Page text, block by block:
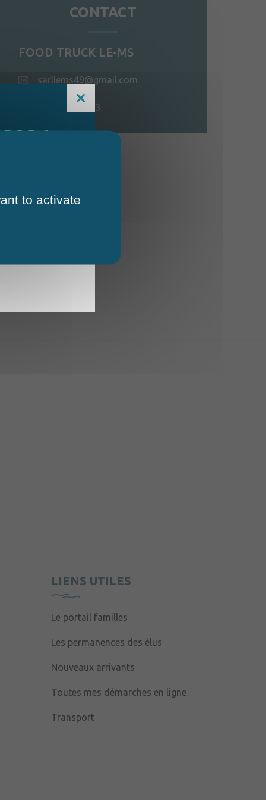
CONTACT
FOOD TRUCK LE-MS
sarllems49@gmail.com
06 79 04 40 53
LIENS UTILES
Le portail familles
Les permanences des élus
Nouveaux arrivants
Toutes mes démarches en ligne
Transport
to activate